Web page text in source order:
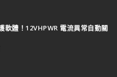
軟體！12VHPWR 電流異常自動關